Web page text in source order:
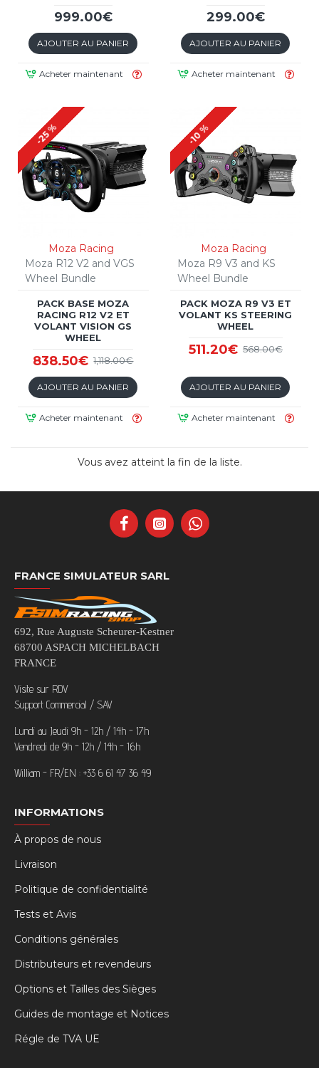
999.00€
AJOUTER AU PANIER
Acheter maintenant
299.00€
AJOUTER AU PANIER
Acheter maintenant
-25 %
Moza Racing
Moza R12 V2 and VGS
Wheel Bundle
PACK BASE MOZA
RACING R12 V2 ET
VOLANT VISION GS
WHEEL
838.50€ 1,118.00€
AJOUTER AU PANIER
Acheter maintenant
-10 %
Moza Racing
Moza R9 V3 and KS
Wheel Bundle
PACK MOZA R9 V3 ET
VOLANT KS STEERING
WHEEL
511.20€ 568.00€
AJOUTER AU PANIER
Acheter maintenant
Vous avez atteint la fin de la liste.
FRANCE SIMULATEUR SARL
692, Rue Auguste Scheurer-Kestner
68700 ASPACH MICHELBACH
FRANCE
Visite sur RDV
Support Commercial / SAV
Lundi au Jeudi 9h - 12h / 14h - 17h
Vendredi de 9h - 12h / 14h - 16h
William - FR/EN : +33 6 61 47 36 49
INFORMATIONS
À propos de nous
Livraison
Politique de confidentialité
Tests et Avis
Conditions générales
Distributeurs et revendeurs
Options et Tailles des Sièges
Guides de montage et Notices
Régle de TVA UE